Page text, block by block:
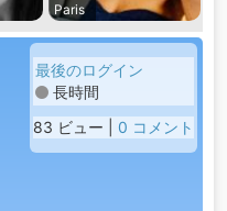
Paris
最後のログイン
長時間
83 ビュー | 0 コメント